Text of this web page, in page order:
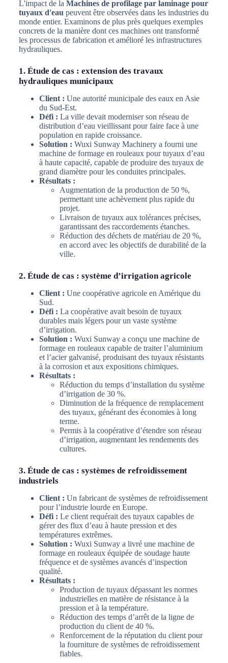
L'impact de la Machines de profilage par laminage pour
tuyaux d'eau peuvent être observées dans les industries du
monde entier. Examinons de plus près quelques exemples
concrets de la manière dont ces machines ont transformé
les processus de fabrication et amélioré les infrastructures
hydrauliques.
1. Étude de cas : extension des travaux
hydrauliques municipaux
Client : Une autorité municipale des eaux en Asie
du Sud-Est.
Défi : La ville devait moderniser son réseau de
distribution d’eau vieillissant pour faire face à une
population en rapide croissance.
Solution : Wuxi Sunway Machinery a fourni une
machine de formage en rouleaux pour tuyaux d’eau
à haute capacité, capable de produire des tuyaux de
grand diamètre pour les conduites principales.
Résultats :
Augmentation de la production de 50 %,
permettant une achèvement plus rapide du
projet.
Livraison de tuyaux aux tolérances précises,
garantissant des raccordements étanches.
Réduction des déchets de matériau de 20 %,
en accord avec les objectifs de durabilité de la
ville.
2. Étude de cas : système d’irrigation agricole
Client : Une coopérative agricole en Amérique du
Sud.
Défi : La coopérative avait besoin de tuyaux
durables mais légers pour un vaste système
d’irrigation.
Solution : Wuxi Sunway a conçu une machine de
formage en rouleaux capable de traiter l’aluminium
et l’acier galvanisé, produisant des tuyaux résistants
à la corrosion et aux expositions chimiques.
Résultats :
Réduction du temps d’installation du système
d’irrigation de 30 %.
Diminution de la fréquence de remplacement
des tuyaux, générant des économies à long
terme.
Permis à la coopérative d’étendre son réseau
d’irrigation, augmentant les rendements des
cultures.
3. Étude de cas : systèmes de refroidissement
industriels
Client : Un fabricant de systèmes de refroidissement
pour l’industrie lourde en Europe.
Défi : Le client requérait des tuyaux capables de
gérer des flux d’eau à haute pression et des
températures extrêmes.
Solution : Wuxi Sunway a livré une machine de
formage en rouleaux équipée de soudage haute
fréquence et de systèmes avancés d’inspection
qualité.
Résultats :
Production de tuyaux dépassant les normes
industrielles en matière de résistance à la
pression et à la température.
Réduction des temps d’arrêt de la ligne de
production du client de 40 %.
Renforcement de la réputation du client pour
la fourniture de systèmes de refroidissement
fiables.